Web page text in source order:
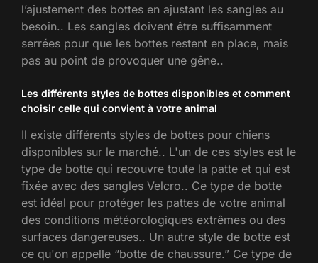
l’ajustement des bottes en ajustant les sangles au
besoin.. Les sangles doivent être suffisamment
serrées pour que les bottes restent en place, mais
pas au point de provoquer une gêne..
Les différents styles de bottes disponibles et comment
choisir celle qui convient à votre animal
Il existe différents styles de bottes pour chiens
disponibles sur le marché.. L'un de ces styles est le
type de botte qui recouvre toute la patte et qui est
fixée avec des sangles Velcro.. Ce type de botte
est idéal pour protéger les pattes de votre animal
des conditions météorologiques extrêmes ou des
surfaces dangereuses.. Un autre style de botte est
ce qu'on appelle “botte de chaussure.” Ce type de